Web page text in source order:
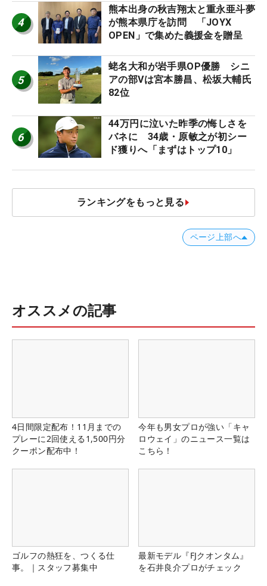
4
熊本出身の秋吉翔太と重永亜斗夢
が熊本県庁を訪問 「JOYX
OPEN」で集めた義援金を贈呈
5
蛯名大和が岩手県OP優勝 シニ
アの部Vは宮本勝昌、松坂大輔氏
82位
6
44万円に泣いた昨季の悔しさを
バネに 34歳・原敏之が初シー
ド獲りへ「まずはトップ10」
ランキングをもっと見る
ページ上部へ
オススメの記事
4日間限定配布！11月までの
プレーに2回使える1,500円分
クーポン配布中！
今年も男女プロが強い「キャ
ロウェイ」のニュース一覧は
こちら！
ゴルフの熱狂を、つくる仕
事。｜スタッフ募集中
最新モデル『FJクオンタム』
を石井良介プロがチェック